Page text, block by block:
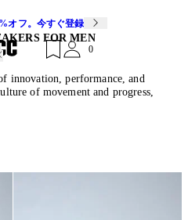
オフ。今すぐ登録
0
FOR MEN
innovation, performance, and
of movement and progress,
through cutting-edge technology
elite sports to everyday style,
boundaries and express identity
endurance and creativity, Nike
and fashion worldwide.